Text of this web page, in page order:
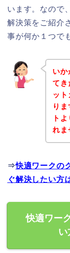
います。なので
解決策をご紹介
事が何か１つで
いか
てき
ッ
り
ト
れま
⇒快適ワークの
ぐ解決したい方
快適ワー
い